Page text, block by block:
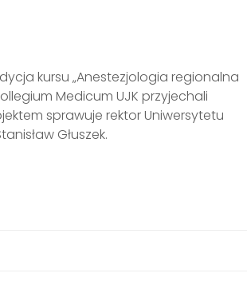
kursu „Anestezjologia regionalna
Medicum UJK przyjechali
sprawuje rektor Uniwersytetu
Głuszek.